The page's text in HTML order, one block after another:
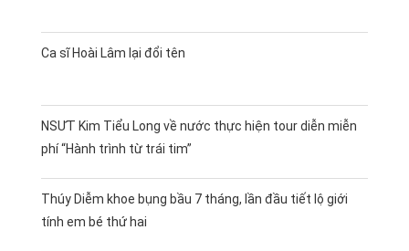
Ca sĩ Hoài Lâm lại đổi tên
NSƯT Kim Tiểu Long về nước thực hiện tour diễn miễn
phí “Hành trình từ trái tim”
Thúy Diễm khoe bụng bầu 7 tháng, lần đầu tiết lộ giới
tính em bé thứ hai